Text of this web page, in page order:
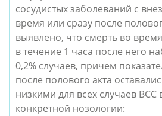
сосудистых заболеваний с
время или сразу после
выявлено, что смерть во
в течение 1 часа после него
0,2% случаев, причем
после полового акта
низкими для всех случаев ВСС
конкретной нозологии: